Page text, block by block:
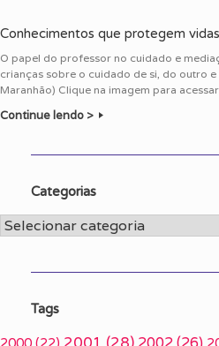
Conhecimentos que protegem vidas
O papel do professor no cuidado e
crianças sobre o cuidado de si, do outro
Maranhão) Clique na imagem para acessar
Continue lendo >
Categorias
Categorias
Tags